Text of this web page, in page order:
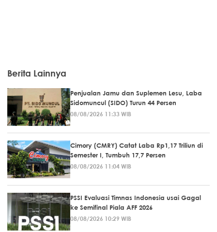
Berita Lainnya
Penjualan Jamu dan Suplemen Lesu, Laba
Sidomuncul (SIDO) Turun 44 Persen
08/08/2026 11:33 WIB
Cimory (CMRY) Catat Laba Rp1,17 Triliun di
Semester I, Tumbuh 17,7 Persen
08/08/2026 11:04 WIB
PSSI Evaluasi Timnas Indonesia usai Gagal
ke Semifinal Piala AFF 2026
08/08/2026 10:29 WIB